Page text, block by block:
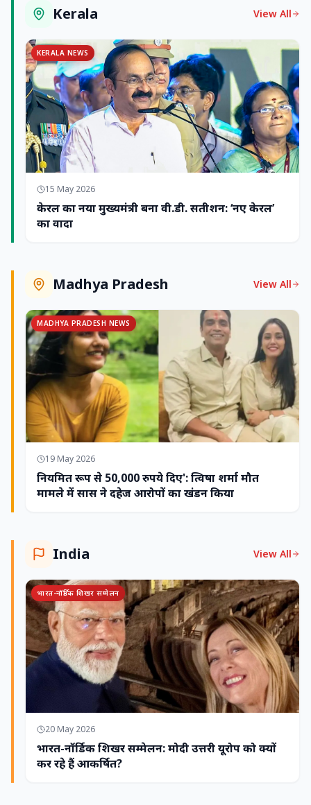
Kerala View All
KERALA NEWS
15 May 2026
केरल का नया मुख्यमंत्री बना वी.डी. सतीशन: ‘नए केरल’
का वादा
Madhya Pradesh View All
MADHYA PRADESH NEWS
19 May 2026
नियमित रूप से 50,000 रुपये दिए': त्विषा शर्मा मौत
मामले में सास ने दहेज आरोपों का खंडन किया
India View All
भारत-नॉर्डिक शिखर सम्मेलन
20 May 2026
भारत-नॉर्डिक शिखर सम्मेलन: मोदी उत्तरी यूरोप को क्यों
कर रहे हैं आकर्षित?